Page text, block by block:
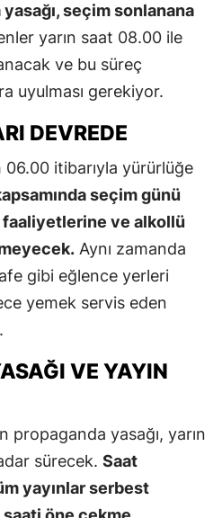
seçim sonlanana
yarın saat 08.00 ile
ve bu süreç
uyulması gerekiyor.
DEVREDE
06.00 itibarıyla yürürlüğe
seçim günü
ve alkollü
Aynı zamanda
gibi eğlence yerleri
yemek servis eden
VE YAYIN
propaganda yasağı, yarın
sürecek. Saat
yayınlar serbest